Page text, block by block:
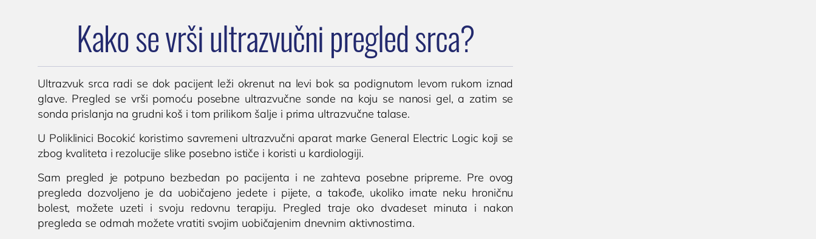
Kako se vrši ultrazvučni pregled srca?
Ultrazvuk srca radi se dok pacijent leži okrenut na levi bok sa podignutom levom rukom iznad
glave. Pregled se vrši pomoću posebne ultrazvučne sonde na koju se nanosi gel, a zatim se
sonda prislanja na grudni koš i tom prilikom šalje i prima ultrazvučne talase.
U Poliklinici Bocokić koristimo savremeni ultrazvučni aparat marke General Electric Logic koji se
zbog kvaliteta i rezolucije slike posebno ističe i koristi u kardiologiji.
Sam pregled je potpuno bezbedan po pacijenta i ne zahteva posebne pripreme. Pre ovog
pregleda dozvoljeno je da uobičajeno jedete i pijete, a takođe, ukoliko imate neku hroničnu
bolest, možete uzeti i svoju redovnu terapiju. Pregled traje oko dvadeset minuta i nakon
pregleda se odmah možete vratiti svojim uobičajenim dnevnim aktivnostima.